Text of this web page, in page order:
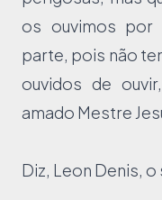
os ouvimos por
parte, pois não
ouvidos de
amado Mestre
Diz, Leon Denis, o